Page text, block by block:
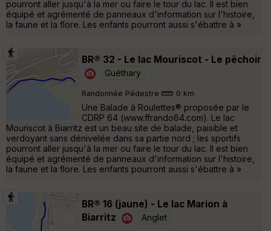
pourront aller jusqu'à la mer ou faire le tour du lac. Il est bien
équipé et agrémenté de panneaux d'information sur l'histoire,
la faune et la flore. Les enfants pourront aussi s'ébattre à »
BR® 32 - Le lac Mouriscot - Le pêchoir
Guéthary
Randonnée Pédestre 0 km
Une Balade à Roulettes® proposée par le
CDRP 64 (www.ffrando64.com). Le lac
Mouriscot à Biarritz est un beau site de balade, paisible et
verdoyant sans dénivelée dans sa partie nord ; les sportifs
pourront aller jusqu'à la mer ou faire le tour du lac. Il est bien
équipé et agrémenté de panneaux d'information sur l'histoire,
la faune et la flore. Les enfants pourront aussi s'ébattre à »
BR® 16 (jaune) - Le lac Marion à
Biarritz
Anglet